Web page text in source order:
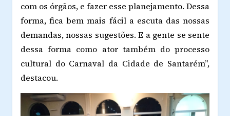
com os órgãos, e fazer esse planejamento. Dessa
forma, fica bem mais fácil a escuta das nossas
demandas, nossas sugestões. E a gente se sente
dessa forma como ator também do processo
cultural do Carnaval da Cidade de Santarém”,
destacou.